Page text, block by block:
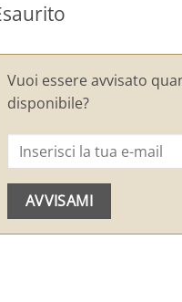
Vuoi essere avvisato
disponibile?
AVVISAMI